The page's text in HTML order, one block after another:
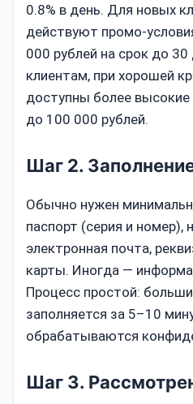
0.8% в день. Для новых
действуют промо-
000 рублей на срок до
клиентам, при хорошей
доступны более
до 100 000 рублей.
Шаг 2.
Обычно нужен
паспорт (серия и номер),
электронная почта,
карты. Иногда —
Процесс простой:
заполняется за 5–10
обрабатываются
Шаг 3.